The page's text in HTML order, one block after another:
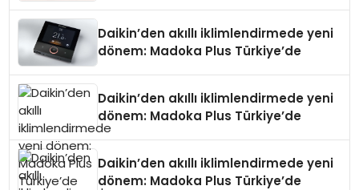
Daikin’den akıllı iklimlendirmede yeni
dönem: Madoka Plus Türkiye’de
Daikin’den akıllı iklimlendirmede yeni
dönem: Madoka Plus Türkiye’de
Daikin’den akıllı iklimlendirmede yeni
dönem: Madoka Plus Türkiye’de